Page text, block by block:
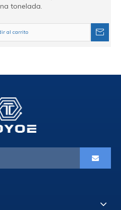
tonelada.
al carrito